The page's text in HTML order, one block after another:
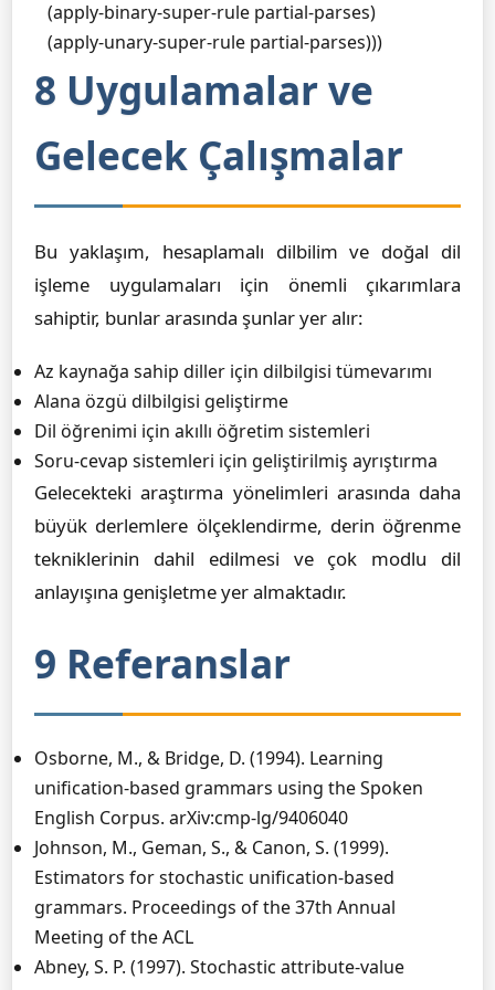
   (apply-binary-super-rule partial-parses)
   (apply-unary-super-rule partial-parses)))
8 Uygulamalar ve
Gelecek Çalışmalar
Bu yaklaşım, hesaplamalı dilbilim ve doğal dil
işleme uygulamaları için önemli çıkarımlara
sahiptir, bunlar arasında şunlar yer alır:
Az kaynağa sahip diller için dilbilgisi tümevarımı
Alana özgü dilbilgisi geliştirme
Dil öğrenimi için akıllı öğretim sistemleri
Soru-cevap sistemleri için geliştirilmiş ayrıştırma
Gelecekteki araştırma yönelimleri arasında daha
büyük derlemlere ölçeklendirme, derin öğrenme
tekniklerinin dahil edilmesi ve çok modlu dil
anlayışına genişletme yer almaktadır.
9 Referanslar
Osborne, M., & Bridge, D. (1994). Learning
unification-based grammars using the Spoken
English Corpus. arXiv:cmp-lg/9406040
Johnson, M., Geman, S., & Canon, S. (1999).
Estimators for stochastic unification-based
grammars. Proceedings of the 37th Annual
Meeting of the ACL
Abney, S. P. (1997). Stochastic attribute-value